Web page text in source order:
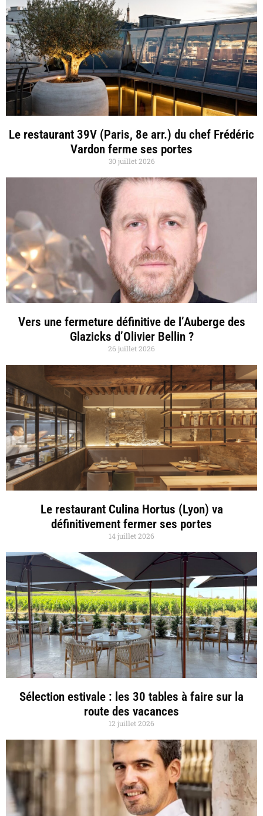
Le restaurant 39V (Paris, 8e arr.) du chef Frédéric
Vardon ferme ses portes
30 juillet 2026
Vers une fermeture définitive de l’Auberge des
Glazicks d’Olivier Bellin ?
26 juillet 2026
Le restaurant Culina Hortus (Lyon) va
définitivement fermer ses portes
14 juillet 2026
Sélection estivale : les 30 tables à faire sur la
route des vacances
12 juillet 2026